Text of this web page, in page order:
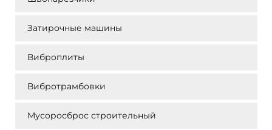
Затирочные машины
Виброплиты
Вибротрамбовки
Мусоросброс строительный